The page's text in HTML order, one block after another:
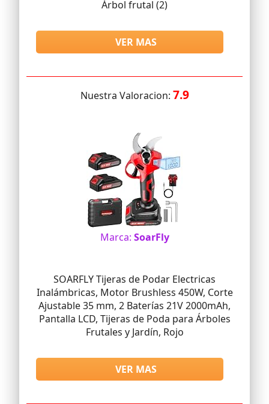
Árbol frutal (2)
VER MAS
Nuestra Valoracion: 7.9
Marca: SoarFly
SOARFLY Tijeras de Podar Electricas
Inalámbricas, Motor Brushless 450W, Corte
Ajustable 35 mm, 2 Baterías 21V 2000mAh,
Pantalla LCD, Tijeras de Poda para Árboles
Frutales y Jardín, Rojo
VER MAS